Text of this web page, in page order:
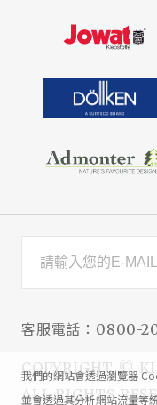
客服電話： 0800-
COPYRIGHT ©
ALL RIGHTS
我們的網站會透過瀏覽器
並會透過其分析網站流量等